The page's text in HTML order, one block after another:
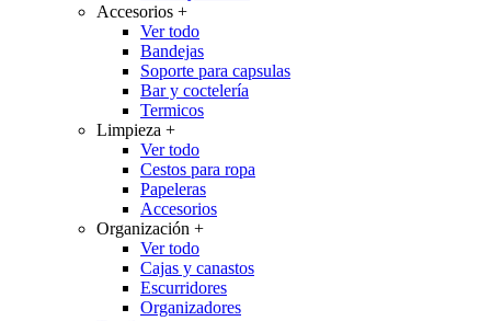
Accesorios +
Ver todo
Bandejas
Soporte para capsulas
Bar y coctelería
Termicos
Limpieza +
Ver todo
Cestos para ropa
Papeleras
Accesorios
Organización +
Ver todo
Cajas y canastos
Escurridores
Organizadores